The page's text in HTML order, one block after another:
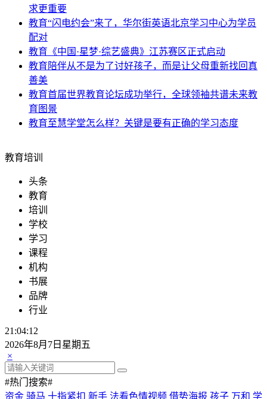
求更重要
教育“闪电约会”来了，华尔街英语北京学习中心为学员
配对
教育 《中国·星梦·综艺盛典》江苏赛区正式启动
教育 陪伴从不是为了讨好孩子，而是让父母重新找回真
善美
教育首届世界教育论坛成功举行，全球领袖共谱未来教
育图景
教育至慧学堂怎么样？关键是要有正确的学习态度
教育培训
头条
教育
培训
学校
学习
课程
机构
书展
品牌
行业
21:04:12
2026年8月7日星期五
×
#热门搜索#
资金 骑马 十指紧扣 新手 法看色情视频 借势海报 孩子 万和 学